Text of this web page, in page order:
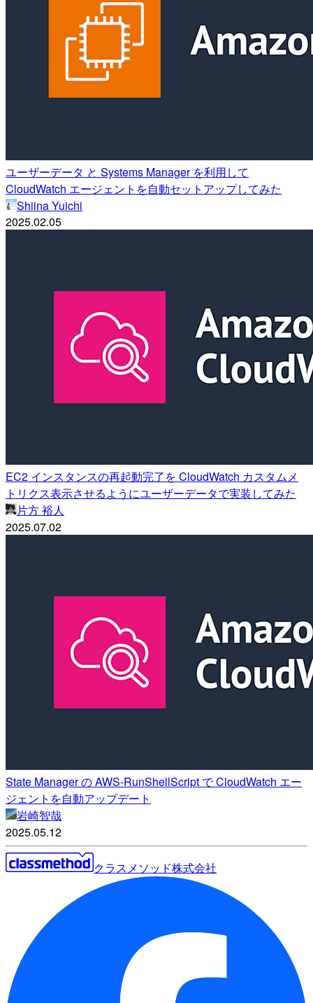
ユーザーデータ と Systems Manager を利用して
CloudWatch エージェントを自動セットアップしてみた
Shiina Yuichi
2025.02.05
EC2 インスタンスの再起動完了を CloudWatch カスタムメ
トリクス表示させるようにユーザーデータで実装してみた
片方 裕人
2025.07.02
State Manager の AWS-RunShellScript で CloudWatch エー
ジェントを自動アップデート
岩崎智哉
2025.05.12
クラスメソッド株式会社